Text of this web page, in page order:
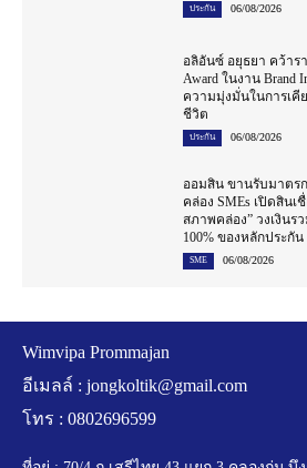
ประกัน 06/08/2026
อลิอันซ์ อยุธยา คว้ารา
Award ในงาน Brand
ความมุ่งมั่นในการเคี
ชีวิต
ประกัน 06/08/2026
ออมสิน ขานรับมาตร
คล่อง SMEs เปิดสินเ
สภาพคล่อง” วงเงินร
100% ของหลักประกั
SME 06/08/2026
Wimvipa Prommajan
อีเมลล์ : jongkoltik@gmail.com
โทร : 0802696599